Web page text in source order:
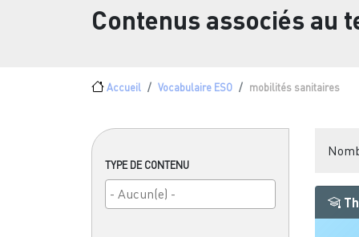
Contenus associés au
Fil d'Ariane
Accueil Vocabulaire ESO mobilités sanitaires
TYPE DE CONTENU